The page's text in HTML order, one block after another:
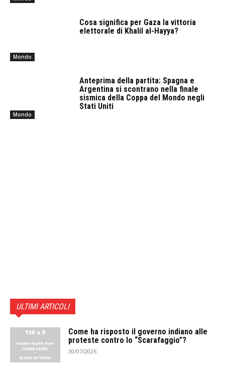
Mondo
Cosa significa per Gaza la vittoria
elettorale di Khalil al-Hayya?
Mondo
Anteprima della partita: Spagna e
Argentina si scontrano nella finale
sismica della Coppa del Mondo negli
Stati Uniti
ULTIMI ARTICOLI
Come ha risposto il governo indiano alle
proteste contro lo “Scarafaggio”?
30/07/2026